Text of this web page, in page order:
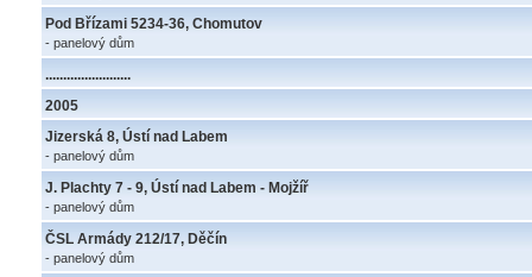
Pod Břízami 5234-36, Chomutov
- panelový dům
........................
2005
Jizerská 8, Ústí nad Labem
- panelový dům
J. Plachty 7 - 9, Ústí nad Labem - Mojžíř
- panelový dům
ČSL Armády 212/17, Děčín
- panelový dům